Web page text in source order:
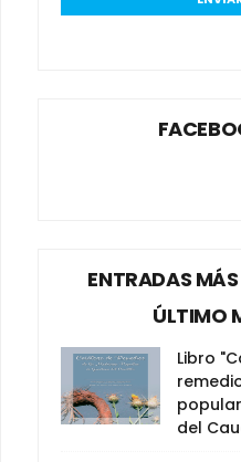
ENTRADAS
ÚLTIMO
Libro
del